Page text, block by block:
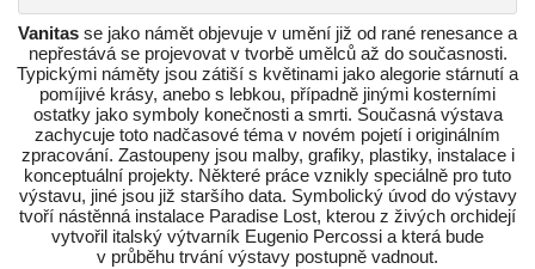
Vanitas se jako námět objevuje v umění již od rané renesance a
nepřestává se projevovat v tvorbě umělců až do současnosti.
Typickými náměty jsou zátiší s květinami jako alegorie stárnutí a
pomíjivé krásy, anebo s lebkou, případně jinými kosterními
ostatky jako symboly konečnosti a smrti. Současná výstava
zachycuje toto nadčasové téma v novém pojetí i originálním
zpracování. Zastoupeny jsou malby, grafiky, plastiky, instalace i
konceptuální projekty. Některé práce vznikly speciálně pro tuto
výstavu, jiné jsou již staršího data. Symbolický úvod do výstavy
tvoří nástěnná instalace Paradise Lost, kterou z živých orchidejí
vytvořil italský výtvarník Eugenio Percossi a která bude
v průběhu trvání výstavy postupně vadnout.